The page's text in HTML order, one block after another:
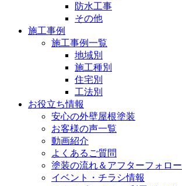
防水工事
その他
施工事例
施工事例一覧
地域別
施工種別
住宅別
工法別
お役立ち情報
安心の外壁屋根塗装
お客様の声一覧
動画紹介
よくあるご質問
塗装の流れ＆アフターフォロー
イベント・チラシ情報